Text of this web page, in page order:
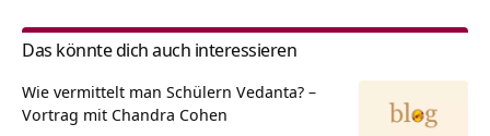
Das könnte dich auch interessieren
Wie vermittelt man Schülern Vedanta? –
Vortrag mit Chandra Cohen